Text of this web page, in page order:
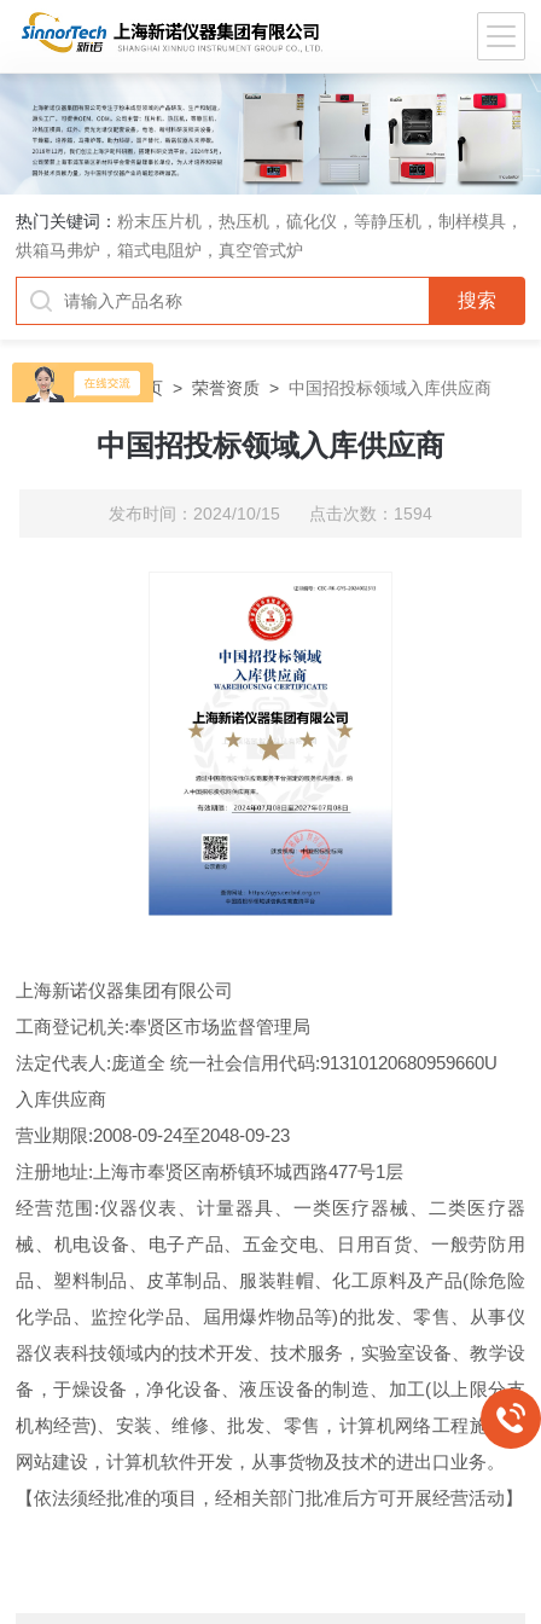
热门关键词：粉末压片机，热压机，硫化仪，等静压机，制样模具，
烘箱马弗炉，箱式电阻炉，真空管式炉
当前位置：首页 >荣誉资质 >中国招投标领域入库供应商
中国招投标领域入库供应商
发布时间：2024/10/15 点击次数：1594
上海新诺仪器集团有限公司
工商登记机关:奉贤区市场监督管理局
法定代表人:庞道全 统一社会信用代码:91310120680959660U
入库供应商
营业期限:2008-09-24至2048-09-23
注册地址:上海市奉贤区南桥镇环城西路477号1层
经营范围:仪器仪表、计量器具、一类医疗器械、二类医疗器
械、机电设备、电子产品、五金交电、日用百货、一般劳防用
品、塑料制品、皮革制品、服装鞋帽、化工原料及产品(除危险
化学品、监控化学品、屆用爆炸物品等)的批发、零售、从事仪
器仪表科技领域内的技术开发、技术服务，实验室设备、教学设
备，于燥设备，净化设备、液压设备的制造、加工(以上限分支
机构经营)、安装、维修、批发、零售，计算机网络工程施工，
网站建设，计算机软件开发，从事货物及技术的进出口业务。
【依法须经批准的项目，经相关部门批准后方可开展经营活动】